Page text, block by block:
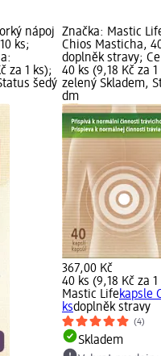
nápoj
ks;
za 1 ks);
šedý
Značka: Mastic
Chios Masticha,
doplněk stravy;
40 ks (9,18 Kč za
zelený Skladem,
dm
367,00 Kč
40 ks (9,18 Kč za 1
Mastic Lifekapsle
ksdoplněk stravy
(4)
Skladem